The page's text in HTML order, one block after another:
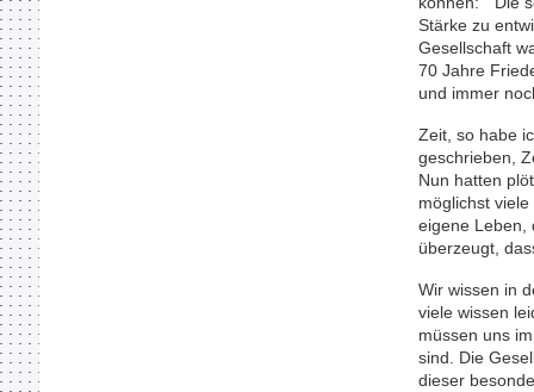
Stärke zu
Gesellschaft
70 Jahre
und immer
Zeit, so habe
geschrieben,
Nun hatten
möglichst
eigene Leben,
überzeugt,
Wir wissen in
viele wissen
müssen uns
sind. Die
dieser